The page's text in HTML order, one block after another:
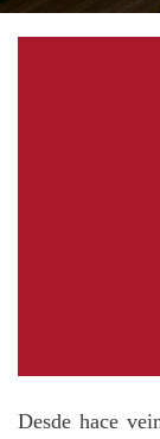
Desde hace